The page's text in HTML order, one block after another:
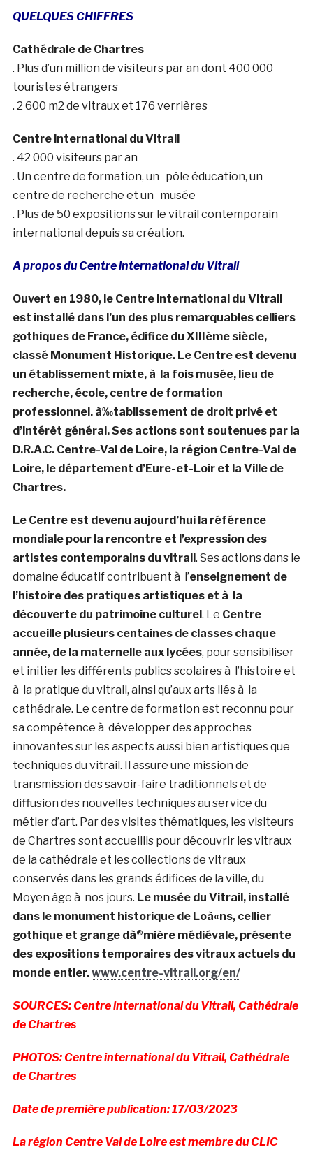
QUELQUES CHIFFRES
Cathédrale de Chartres
. Plus d’un million de visiteurs par an dont 400 000
touristes étrangers
. 2 600 m2 de vitraux et 176 verrières
Centre international du Vitrail
. 42 000 visiteurs par an
. Un centre de formation, un pôle éducation, un
centre de recherche et un musée
. Plus de 50 expositions sur le vitrail contemporain
international depuis sa création.
A propos du Centre international du Vitrail
Ouvert en 1980, le Centre international du Vitrail
est installé dans l’un des plus remarquables celliers
gothiques de France, édifice du XIIIème siècle,
classé Monument Historique. Le Centre est devenu
un établissement mixte, à la fois musée, lieu de
recherche, école, centre de formation
professionnel. à‰tablissement de droit privé et
d’intérêt général. Ses actions sont soutenues par la
D.R.A.C. Centre-Val de Loire, la région Centre-Val de
Loire, le département d’Eure-et-Loir et la Ville de
Chartres.
Le Centre est devenu aujourd’hui la référence
mondiale pour la rencontre et l’expression des
artistes contemporains du vitrail . Ses actions dans le
domaine éducatif contribuent à l’enseignement de
l’histoire des pratiques artistiques et à la
découverte du patrimoine culturel . Le Centre
accueille plusieurs centaines de classes chaque
année, de la maternelle aux lycées, pour sensibiliser
et initier les différents publics scolaires à l’histoire et
à la pratique du vitrail, ainsi qu’aux arts liés à la
cathédrale. Le centre de formation est reconnu pour
sa compétence à développer des approches
innovantes sur les aspects aussi bien artistiques que
techniques du vitrail. Il assure une mission de
transmission des savoir-faire traditionnels et de
diffusion des nouvelles techniques au service du
métier d’art. Par des visites thématiques, les visiteurs
de Chartres sont accueillis pour découvrir les vitraux
de la cathédrale et les collections de vitraux
conservés dans les grands édifices de la ville, du
Moyen âge à nos jours. Le musée du Vitrail, installé
dans le monument historique de Loà«ns, cellier
gothique et grange dà®mière médiévale, présente
des expositions temporaires des vitraux actuels du
monde entier.www.centre-vitrail.org/en/
SOURCES: Centre international du Vitrail, Cathédrale
de Chartres
PHOTOS: Centre international du Vitrail, Cathédrale
de Chartres
Date de première publication: 17/03/2023
La région Centre Val de Loire est membre du CLIC